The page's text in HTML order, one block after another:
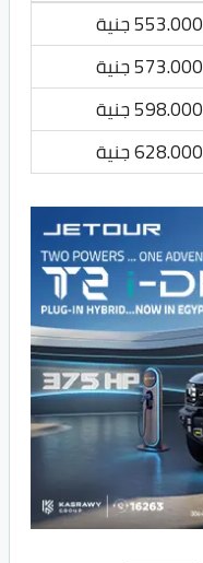
553.000 جنية
573.000 جنية
598.000 جنية
628.000 جنية